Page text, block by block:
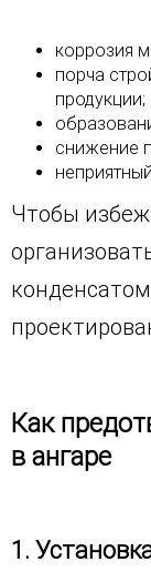
коррозия
порча
продукции;
снижение
Чтобы
Как
в ангаре
1.